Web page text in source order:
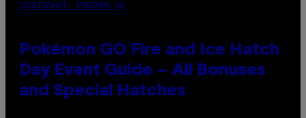
SCREENSHOT: POKEMON GO
Pokémon GO Fire and Ice Hatch
Day Event Guide – All Bonuses
and Special Hatches